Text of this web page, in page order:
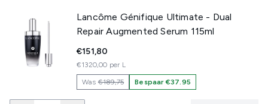
Lancôme Génifique Ultimate - Dual
Repair Augmented Serum 115ml
€151,80
€1320,00 per L
Was€189,75 Bespaar €37.95